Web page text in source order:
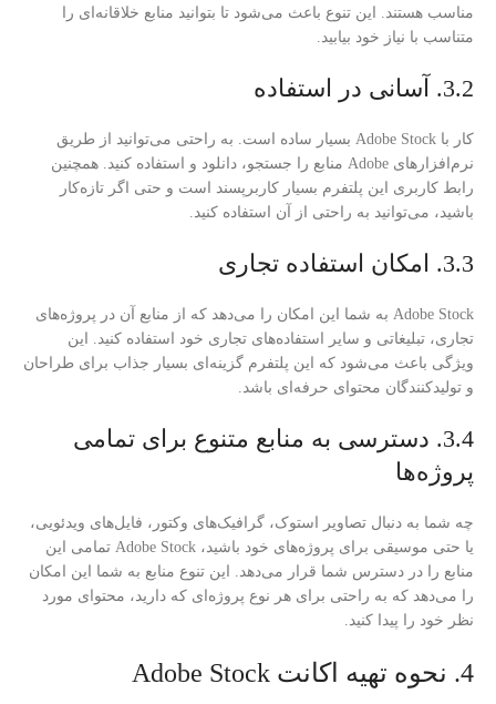
مناسب هستند. این تنوع باعث می‌شود تا بتوانید منابع خلاقانه‌ای را
متناسب با نیاز خود بیابید.
3.2. آسانی در استفاده
کار با Adobe Stock بسیار ساده است. به راحتی می‌توانید از طریق
نرم‌افزارهای Adobe منابع را جستجو، دانلود و استفاده کنید. همچنین
رابط کاربری این پلتفرم بسیار کاربرپسند است و حتی اگر تازه‌کار
باشید، می‌توانید به راحتی از آن استفاده کنید.
3.3. امکان استفاده تجاری
Adobe Stock به شما این امکان را می‌دهد که از منابع آن در پروژه‌های
تجاری، تبلیغاتی و سایر استفاده‌های تجاری خود استفاده کنید. این
ویژگی باعث می‌شود که این پلتفرم گزینه‌ای بسیار جذاب برای طراحان
و تولیدکنندگان محتوای حرفه‌ای باشد.
3.4. دسترسی به منابع متنوع برای تمامی
پروژه‌ها
چه شما به دنبال تصاویر استوک، گرافیک‌های وکتور، فایل‌های ویدئویی،
یا حتی موسیقی برای پروژه‌های خود باشید، Adobe Stock تمامی این
منابع را در دسترس شما قرار می‌دهد. این تنوع منابع به شما این امکان
را می‌دهد که به راحتی برای هر نوع پروژه‌ای که دارید، محتوای مورد
نظر خود را پیدا کنید.
4. نحوه تهیه اکانت Adobe Stock